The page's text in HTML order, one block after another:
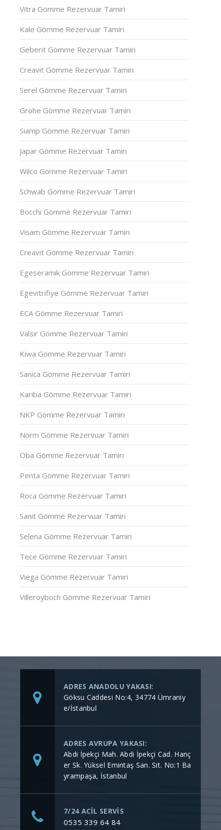
Vitra Gömme Rezervuar Tamiri
Kale Gömme Rezervuar Tamiri
Geberit Gömme Rezervuar Tamiri
Creavit Gömme Rezervuar Tamiri
Serel Gömme Rezervuar Tamiri
Grohe Gömme Rezervuar Tamiri
Siamp Gömme Rezervuar Tamiri
Japar Gömme Rezervuar Tamiri
Wilco Gömme Rezervuar Tamiri
Schwab Gömme Rezervuar Tamiri
Bocchi Gömme Rezervuar Tamiri
Visam Gömme Rezervuar Tamiri
Creavit Gömme Rezervuar Tamiri
Egeseramik Gömme Rezervuar Tamiri
Egevitrifiye Gömme Rezervuar Tamiri
ECA Gömme Rezervuar Tamiri
Valsir Gömme Rezervuar Tamiri
Kiwa Gömme Rezervuar Tamiri
Sanica Gömme Rezervuar Tamiri
Kariba Gömme Rezervuar Tamiri
NKP Gömme Rezervuar Tamiri
Norm Gömme Rezervuar Tamiri
Oba Gömme Rezervuar Tamiri
Penta Gömme Rezervuar Tamiri
Roca Gömme Rezervuar Tamiri
Sanit Gömme Rezervuar Tamiri
Selena Gömme Rezervuar Tamiri
Tece Gömme Rezervuar Tamiri
Viega Gömme Rezervuar Tamiri
Villeroyboch Gömme Rezervuar Tamiri
ADRES ANADOLU YAKASI:
Göksu Caddesi No:4, 34774 Ümraniy
e/İstanbul
ADRES AVRUPA YAKASI:
Abdi İpekçi Mah. Abdi İpekçi Cad. Hanç
er Sk. Yüksel Emintaş San. Sit. No:1 Ba
yrampaşa, İstanbul
7/24 ACİL SERVİS
0535 339 64 84